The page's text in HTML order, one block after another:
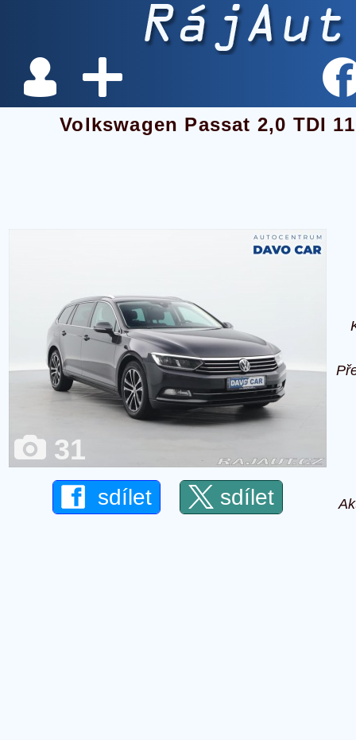
Volkswagen Passat 2,0 TDI
31
sdílet sdílet